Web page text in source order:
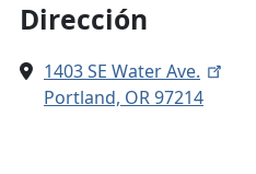
Dirección
1403 SE Water Ave.
Portland, OR 97214